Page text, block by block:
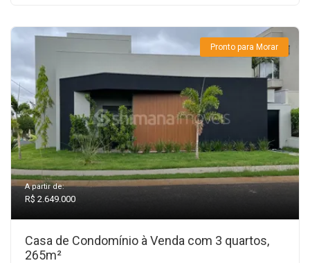
Pronto para Morar
A partir de:
R$ 2.649.000
Casa de Condomínio à Venda com 3 quartos,
265m²